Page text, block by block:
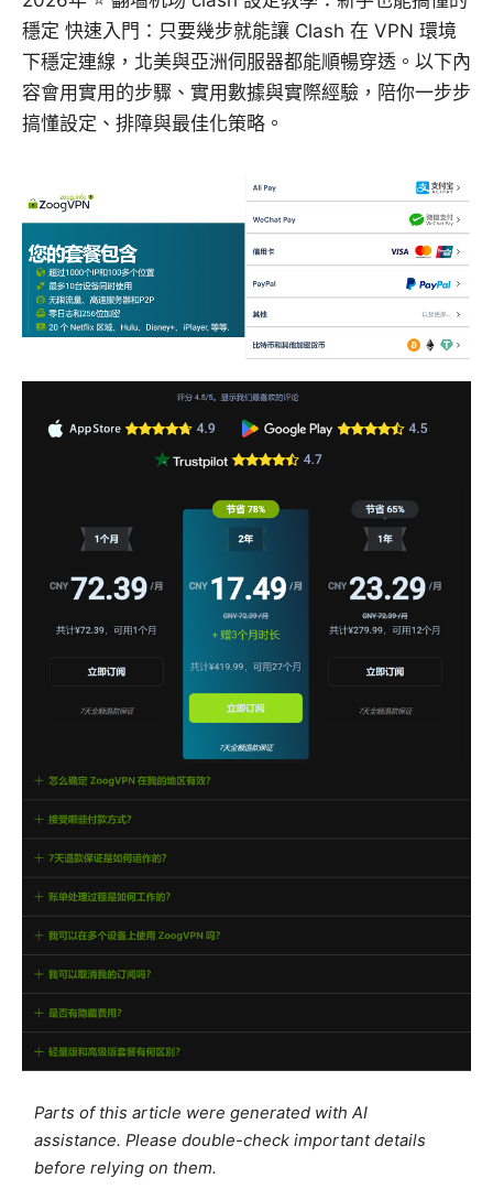
穩定 快速入門：只要幾步就能讓 Clash 在 VPN 環境
下穩定連線，北美與亞洲伺服器都能順暢穿透。以下內
容會用實用的步驟、實用數據與實際經驗，陪你一步步
搞懂設定、排障與最佳化策略。
Parts of this article were generated with AI
assistance. Please double-check important details
before relying on them.